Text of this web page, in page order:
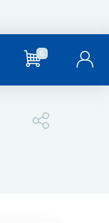
0